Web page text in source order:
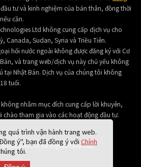
quá trình vận hành trang web.
ý", bạn đã đồng ý với Chính
tôi.
tư và kinh nghiệm của bản thân, đồng thời
cần.
Ltd không cung cấp dịch vụ cho
Canada, Sudan, Syria và Triều Tiên.
hối nước ngoài không được đăng ký với Cơ
và trang web/dịch vụ này chủ yếu không
tại Nhật Bản. Dịch vụ của chúng tôi không
tuổi.
nhằm mục đích cung cấp lời khuyên,
chào tham gia vào các hoạt động đầu tư.
Ltd All Rights Reserved.